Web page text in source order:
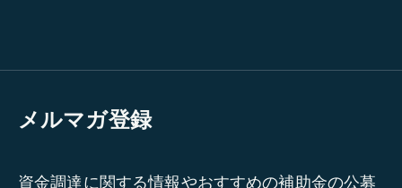
メルマガ登録
資金調達に関する情報やおすすめの補助金の公募